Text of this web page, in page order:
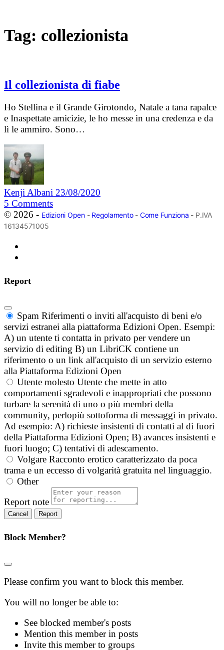
Tag: collezionista
Il collezionista di fiabe
Ho Stellina e il Grande Girotondo, Natale a tana rapalce
e Inaspettate amicizie, le ho messe in una credenza e da
lì le ammiro. Sono…
Kenji Albani 23/08/2020
5 Comments
© 2026 - Edizioni Open- Regolamento- Come Funziona - P.IVA
16134571005
Report
Spam Riferimenti o inviti all'acquisto di beni e/o
servizi estranei alla piattaforma Edizioni Open. Esempi:
A) un utente ti contatta in privato per vendere un
servizio di editing B) un LibriCK contiene un
riferimento o un link all'acquisto di un servizio esterno
alla Piattaforma Edizioni Open
Utente molesto Utente che mette in atto
comportamenti sgradevoli e inappropriati che possono
turbare la serenità di uno o più membri della
community, perlopiù sottoforma di messaggi in privato.
Ad esempio: A) richieste insistenti di contatti al di fuori
della Piattaforma Edizioni Open; B) avances insistenti e
fuori luogo; C) tentativi di adescamento.
Volgare Racconto erotico caratterizzato da poca
trama e un eccesso di volgarità gratuita nel linguaggio.
Other
Report note
Report
Block Member?
Please confirm you want to block this member.
You will no longer be able to:
See blocked member's posts
Mention this member in posts
Invite this member to groups